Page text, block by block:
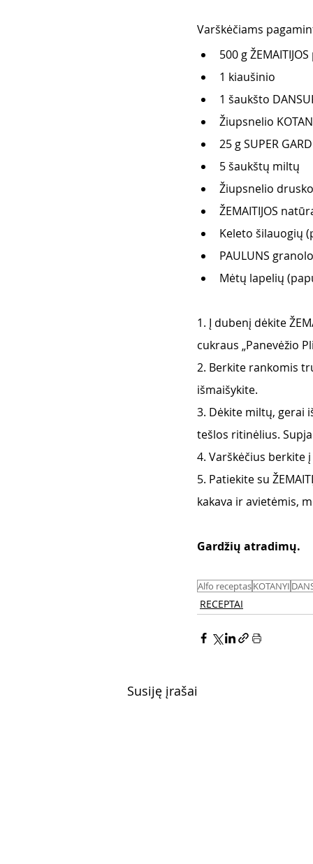
Varškėčiams
500 g
1 kiaušinio
1 šaukšto
Žiupsnelio
25 g SUPER
5 šaukštų miltų
Žiupsnelio
ŽEMAITIJOS
Keleto šilauogių
PAULUNS
Mėtų lapelių
1. Į dubenį dėkite
cukraus „Panevėžio
2. Berkite rankomis
išmaišykite.
3. Dėkite miltų, gerai
tešlos ritinėlius.
4. Varškėčius berkite
5. Patiekite su
kakava ir avietėmis,
Gardžių atradimų.
Alfo receptasKOTANYI
RECEPTAI
Susiję įrašai